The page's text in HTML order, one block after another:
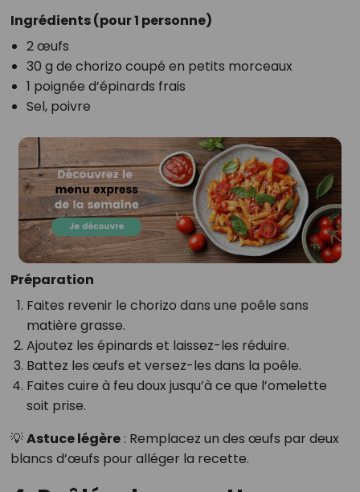
Ingrédients (pour 1 personne)
2 œufs
30 g de chorizo coupé en petits morceaux
1 poignée d’épinards frais
Sel, poivre
Préparation
Faites revenir le chorizo dans une poêle sans
matière grasse.
Ajoutez les épinards et laissez-les réduire.
Battez les œufs et versez-les dans la poêle.
Faites cuire à feu doux jusqu’à ce que l’omelette
soit prise.
💡Astuce légère: Remplacez un des œufs par deux
blancs d’œufs pour alléger la recette.